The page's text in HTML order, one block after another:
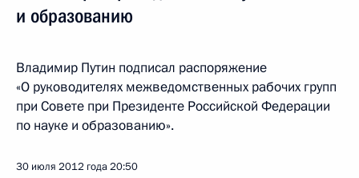
и образованию
Владимир Путин подписал распоряжение
«О руководителях межведомственных рабочих групп
при Совете при Президенте Российской Федерации
по науке и образованию».
30 июля 2012 года20:50